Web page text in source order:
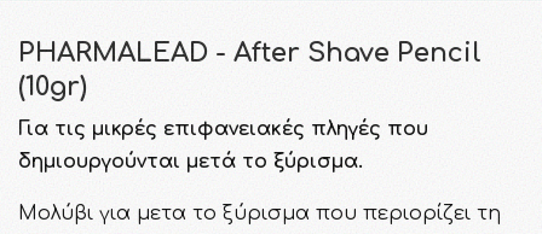
PHARMALEAD - After Shave Pencil
(10gr)
Για τις μικρές επιφανειακές πληγές που
δημιουργούνται μετά το ξύρισμα.
Μολύβι για μετα το ξύρισμα που περιορίζει τη